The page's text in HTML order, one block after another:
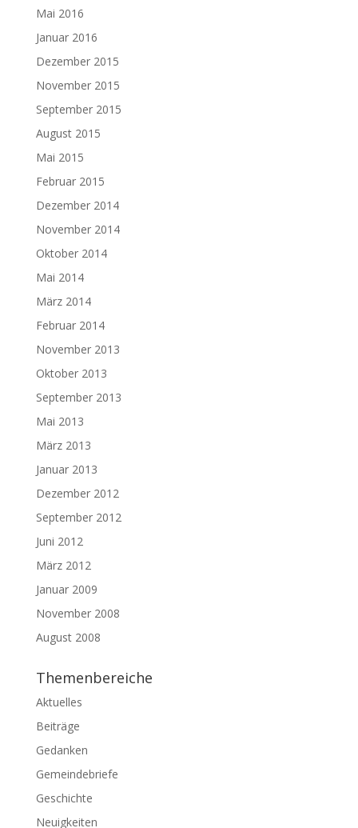
Mai 2016
Januar 2016
Dezember 2015
November 2015
September 2015
August 2015
Mai 2015
Februar 2015
Dezember 2014
November 2014
Oktober 2014
Mai 2014
März 2014
Februar 2014
November 2013
Oktober 2013
September 2013
Mai 2013
März 2013
Januar 2013
Dezember 2012
September 2012
Juni 2012
März 2012
Januar 2009
November 2008
August 2008
Themenbereiche
Aktuelles
Beiträge
Gedanken
Gemeindebriefe
Geschichte
Neuigkeiten